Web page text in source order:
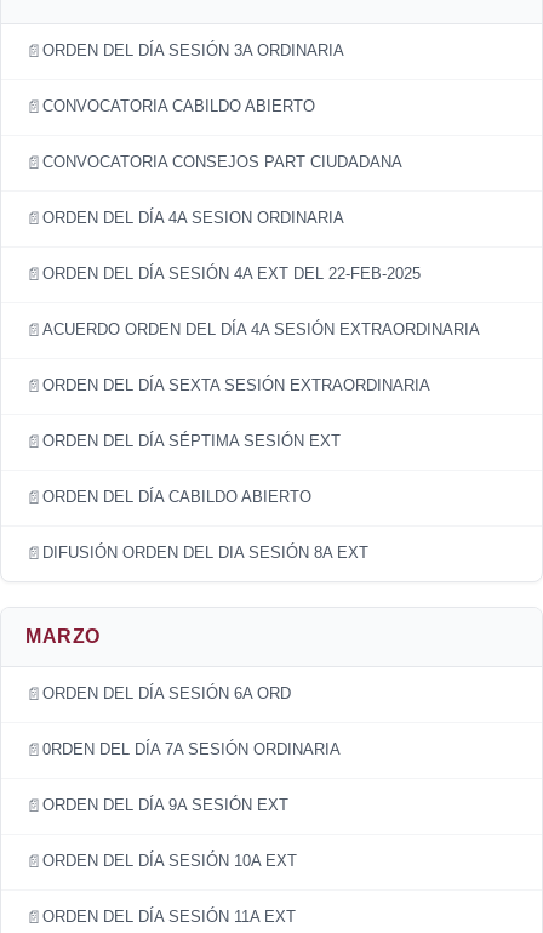
ORDEN DEL DÍA SESIÓN 3A ORDINARIA
CONVOCATORIA CABILDO ABIERTO
CONVOCATORIA CONSEJOS PART CIUDADANA
ORDEN DEL DÍA 4A SESION ORDINARIA
ORDEN DEL DÍA SESIÓN 4A EXT DEL 22-FEB-2025
ACUERDO ORDEN DEL DÍA 4A SESIÓN EXTRAORDINARIA
ORDEN DEL DÍA SEXTA SESIÓN EXTRAORDINARIA
ORDEN DEL DÍA SÉPTIMA SESIÓN EXT
ORDEN DEL DÍA CABILDO ABIERTO
DIFUSIÓN ORDEN DEL DIA SESIÓN 8A EXT
MARZO
ORDEN DEL DÍA SESIÓN 6A ORD
0RDEN DEL DÍA 7A SESIÓN ORDINARIA
ORDEN DEL DÍA 9A SESIÓN EXT
ORDEN DEL DÍA SESIÓN 10A EXT
ORDEN DEL DÍA SESIÓN 11A EXT